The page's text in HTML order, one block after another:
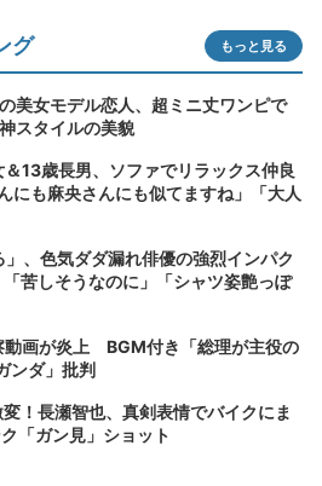
グ もっと見る
美女モデル恋人、超ミニ丈ワンピで
スタイルの美貌
13歳長男、ソファでリラックス仲良
も麻央さんにも似てますね」「大人
、色気ダダ漏れ俳優の強烈インパク
苦しそうなのに」「シャツ姿艶っぽ
動画が炎上 BGM付き「総理が主役の
ンダ」批判
！長瀬智也、真剣表情でバイクにま
「ガン見」ショット